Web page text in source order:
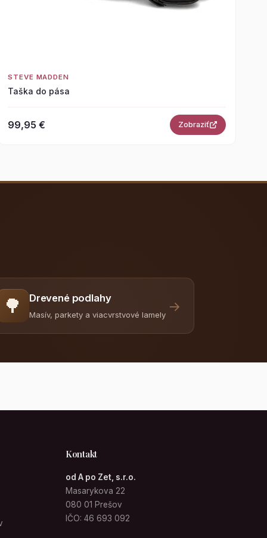
STEVE MADDEN
Taška do pása
99,95 € Zobraziť
🌳 Drevené podlahy
Masív, parkety a viacvrstvové lamely
→
Kontakt
od A po Zet, s.r.o.
Masarykova 22
080 01 Prešov
IČO: 46 693 092